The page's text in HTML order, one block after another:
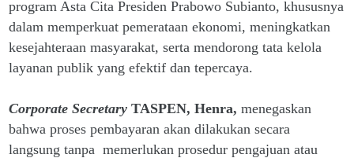
program Asta Cita Presiden Prabowo Subianto, khususnya
dalam memperkuat pemerataan ekonomi, meningkatkan
kesejahteraan masyarakat, serta mendorong tata kelola
layanan publik yang efektif dan tepercaya.
Corporate Secretary TASPEN, Henra, menegaskan
bahwa proses pembayaran akan dilakukan secara
langsung tanpa memerlukan prosedur pengajuan atau